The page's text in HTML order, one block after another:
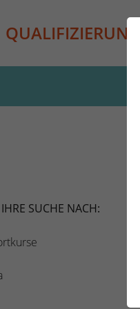
QUALIFIZIERUNG
SUCHE NACH: